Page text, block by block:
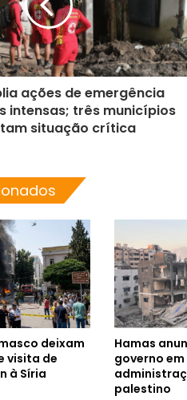
ações de emergência
intensas; três municípios
situação crítica
deixam
visita de
à Síria
Hamas
governo
palestino